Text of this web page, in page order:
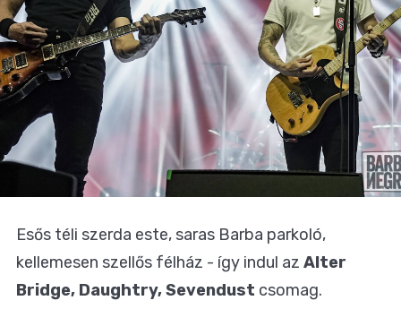
Esős téli szerda este, saras Barba parkoló,
kellemesen szellős félház - így indul az Alter
Bridge, Daughtry, Sevendust csomag.